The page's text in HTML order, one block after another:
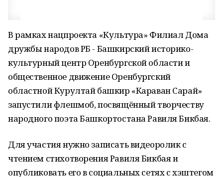
В рамках нацпроекта «Культура» Филиал Дома
дружбы народов РБ - Башкирский историко-
культурный центр Оренбургской области и
общественное движение Оренбургский
областной Курултай башкир «Караван Сарай»
запустили флешмоб, посвящённый творчеству
народного поэта Башкортостана Равиля Бикбая.
Для участия нужно записать видеоролик с
чтением стихотворения Равиля Бикбая и
опубликовать его в социальных сетях с хэштегом